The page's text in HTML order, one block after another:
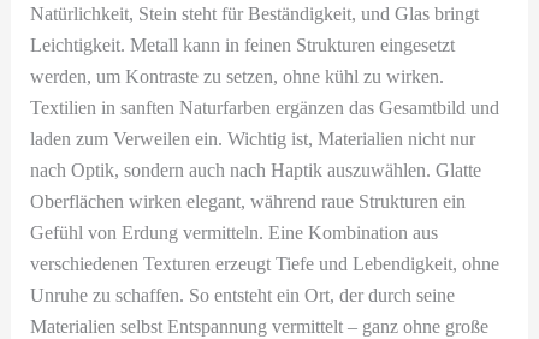
Natürlichkeit, Stein steht für Beständigkeit, und Glas bringt
Leichtigkeit. Metall kann in feinen Strukturen eingesetzt
werden, um Kontraste zu setzen, ohne kühl zu wirken.
Textilien in sanften Naturfarben ergänzen das Gesamtbild und
laden zum Verweilen ein. Wichtig ist, Materialien nicht nur
nach Optik, sondern auch nach Haptik auszuwählen. Glatte
Oberflächen wirken elegant, während raue Strukturen ein
Gefühl von Erdung vermitteln. Eine Kombination aus
verschiedenen Texturen erzeugt Tiefe und Lebendigkeit, ohne
Unruhe zu schaffen. So entsteht ein Ort, der durch seine
Materialien selbst Entspannung vermittelt – ganz ohne große